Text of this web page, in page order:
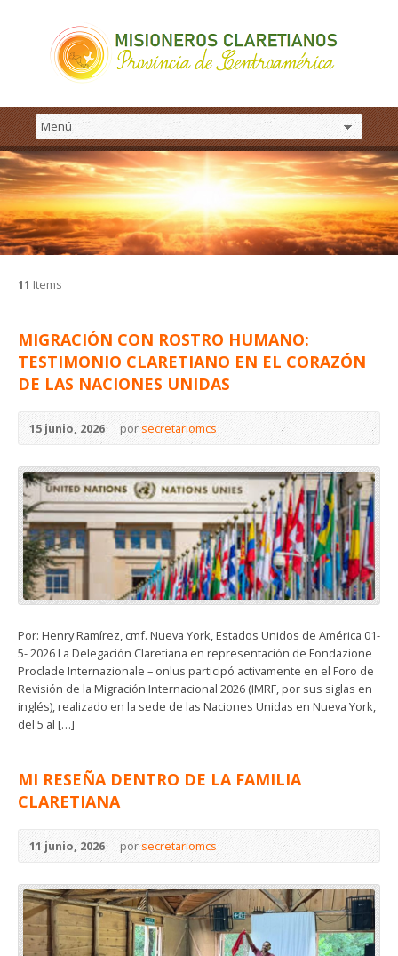
11 Items
MIGRACIÓN CON ROSTRO HUMANO:
TESTIMONIO CLARETIANO EN EL CORAZÓN
DE LAS NACIONES UNIDAS
15 junio, 2026 porsecretariomcs
Por: Henry Ramírez, cmf. Nueva York, Estados Unidos de América 01-
5- 2026 La Delegación Claretiana en representación de Fondazione
Proclade Internazionale – onlus participó activamente en el Foro de
Revisión de la Migración Internacional 2026 (IMRF, por sus siglas en
inglés), realizado en la sede de las Naciones Unidas en Nueva York,
del 5 al […]
MI RESEÑA DENTRO DE LA FAMILIA
CLARETIANA
11 junio, 2026 porsecretariomcs